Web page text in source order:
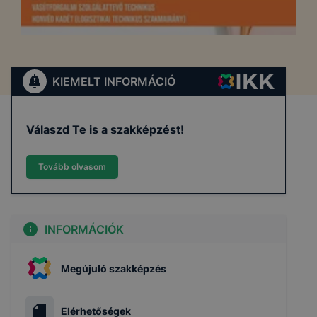
KIEMELT INFORMÁCIÓ
Válaszd Te is a szakképzést!
Tovább olvasom
INFORMÁCIÓK
Megújuló szakképzés
Elérhetőségek